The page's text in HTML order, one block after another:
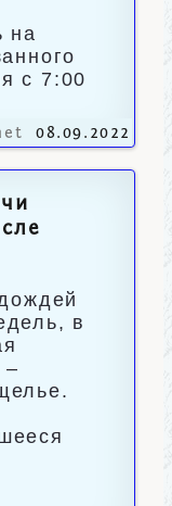
на
с 7:00
08.09.2022
в
–